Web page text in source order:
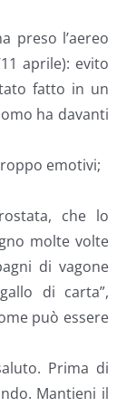
preso l’aereo
aprile): evito
fatto in un
ha davanti
emotivi;
che lo
molte volte
di vagone
di carta”,
può essere
Prima di
Mantieni il